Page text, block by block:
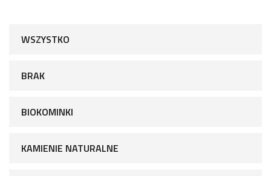
WSZYSTKO
BRAK
BIOKOMINKI
KAMIENIE NATURALNE